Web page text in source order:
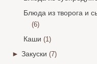
Блюда из творога и
(6)
Каши (1)
► Закуски (7)